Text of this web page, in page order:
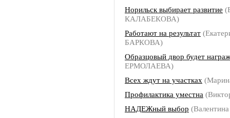
Норильск выбирает развитие
КАЛАБЕКОВА)
Работают на результат
БАРКОВА)
Образцовый двор будет
ЕРМОЛАЕВА)
Всех ждут на участках
Профилактика уместна
НАДЕЖный выбор